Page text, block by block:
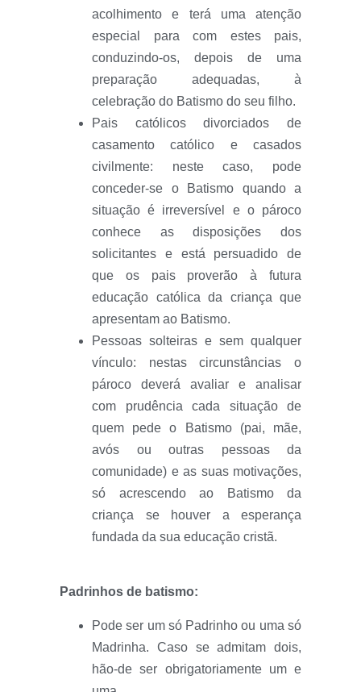
acolhimento e terá uma atenção
especial para com estes pais,
conduzindo-os, depois de uma
preparação adequadas, à
celebração do Batismo do seu filho.
Pais católicos divorciados de
casamento católico e casados
civilmente: neste caso, pode
conceder-se o Batismo quando a
situação é irreversível e o pároco
conhece as disposições dos
solicitantes e está persuadido de
que os pais proverão à futura
educação católica da criança que
apresentam ao Batismo.
Pessoas solteiras e sem qualquer
vínculo: nestas circunstâncias o
pároco deverá avaliar e analisar
com prudência cada situação de
quem pede o Batismo (pai, mãe,
avós ou outras pessoas da
comunidade) e as suas motivações,
só acrescendo ao Batismo da
criança se houver a esperança
fundada da sua educação cristã.
Padrinhos de batismo:
Pode ser um só Padrinho ou uma só
Madrinha. Caso se admitam dois,
hão-de ser obrigatoriamente um e